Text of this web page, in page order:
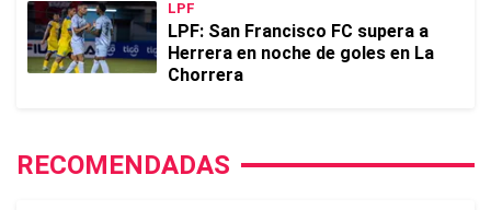
LPF
LPF: San Francisco FC supera a
Herrera en noche de goles en La
Chorrera
RECOMENDADAS